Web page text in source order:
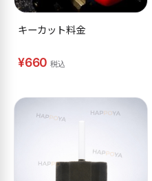
キーカット料金
¥660税込